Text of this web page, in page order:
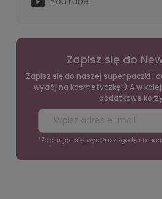
Zapisz się do
Zapisz się do naszej super paczki i
wykrój na kosmetyczkę :) A w
dodatkowe
*Zapisując się, wyrażasz zgodę na